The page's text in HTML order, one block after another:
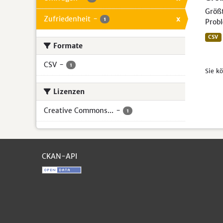
Zufriedenheit - 1 x
Formate
CSV - 1
Lizenzen
Creative Commons... - 1
CSV
Sie
CKAN-API